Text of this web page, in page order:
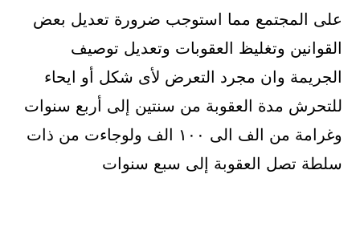
على المجتمع مما استوجب ضرورة تعديل بعض
القوانين وتغليظ العقوبات وتعديل توصيف
الجريمة وان مجرد التعرض لأى شكل أو ايحاء
للتحرش مدة العقوبة من سنتين إلى أربع سنوات
وغرامة من الف الى ١٠٠ الف ولوجاءت من ذات
سلطة تصل العقوبة إلى سبع سنوات